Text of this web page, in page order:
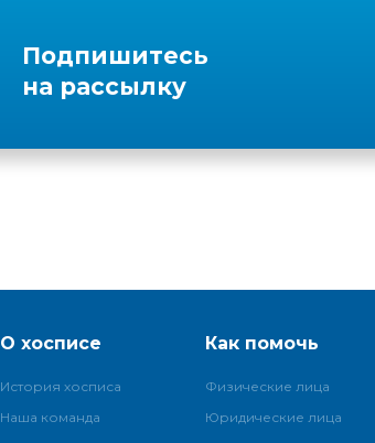
Подпишитесь
на рассылку
О хосписе
История хосписа
Наша команда
Как помочь
Физические лица
Юридические лица